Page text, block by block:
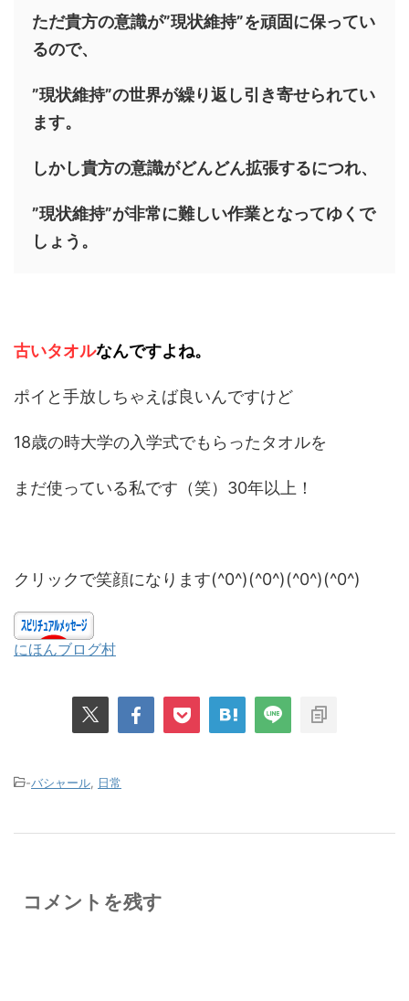
ただ貴方の意識が”現状維持”を頑固に保ってい
るので、
”現状維持”の世界が繰り返し引き寄せられてい
ます。
しかし貴方の意識がどんどん拡張するにつれ、
”現状維持”が非常に難しい作業となってゆくで
しょう。
古いタオルなんですよね。
ポイと手放しちゃえば良いんですけど
18歳の時大学の入学式でもらったタオルを
まだ使っている私です（笑）30年以上！
クリックで笑顔になります(^0^)(^0^)(^0^)(^0^)
にほんブログ村
-バシャール, 日常
コメントを残す